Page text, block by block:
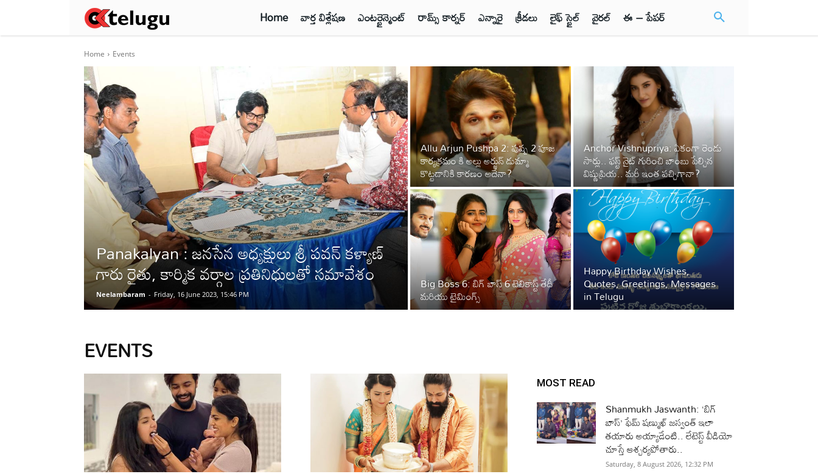
Home వార్త విశ్లేషణ ఎంటర్టైన్మెంట్ రామ్స్ కార్నర్ ఎన్నారై క్రీడలు లైఫ్ స్టైల్ వైరల్ ఈ – పేపర్
Home Events
Panakalyan : జనసేన అధ్యక్షులు శ్రీ పవన్ కళ్యాణ్
గారు రైతు, కార్మిక వర్గాల ప్రతినిధులతో సమావేశం
Neelambaram - Friday, 16 June 2023, 15:46 PM
Allu Arjun Pushpa 2: పుష్ప 2 పూజ
కార్యక్రమం కి అల్లు అర్జున్ డుమ్మా
కొట్టడానికి కారణం అదేనా?
Anchor Vishnupriya: ఏకంగా రెండు
సార్లు.. ఫస్ట్ నైట్ గురించి బాంబు పేల్చిన
విష్ణుప్రియ.. మరీ ఇంత పచ్చిగానా?
Big Boss 6: బిగ్ బాస్ 6 టెలికాస్ట్ తేదీ
మరియు టైమింగ్స్
Happy Birthday Wishes,
Quotes, Greetings, Messages
in Telugu
EVENTS
MOST READ
Shanmukh Jaswanth: ‘బిగ్
బాస్’ ఫేమ్ షణ్ముఖ్ జస్వంత్ ఇలా
తయారు అయ్యాడేంటి.. లేటెస్ట్ వీడియో
చూస్తే ఆశ్చర్యపోతారు..
Saturday, 8 August 2026, 12:32 PM